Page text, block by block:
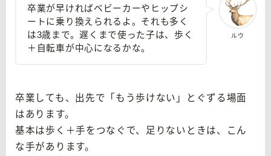
ルウ
卒業が早ければベビーカーやヒップシ
ートに乗り換えられるよ。それも多く
は3歳まで。遅くまで使った子は、歩く
＋自転車が中心になるかな。
卒業しても、出先で「もう歩けない」とぐずる場面
はあります。
基本は歩く＋手をつなぐで、足りないときは、こん
な手があります。